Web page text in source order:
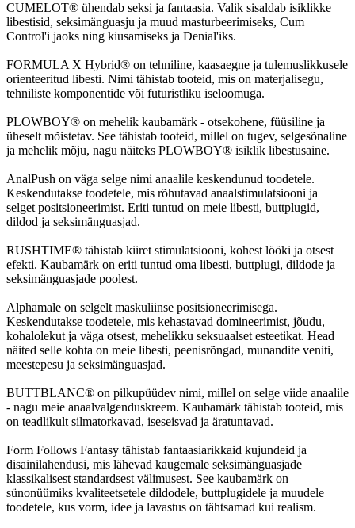
CUMELOT® ühendab seksi ja fantaasia. Valik sisaldab isiklikke
libestisid, seksimänguasju ja muud masturbeerimiseks, Cum
Control'i jaoks ning kiusamiseks ja Denial'iks.
FORMULA X Hybrid® on tehniline, kaasaegne ja tulemuslikkusele
orienteeritud libesti. Nimi tähistab tooteid, mis on materjalisegu,
tehniliste komponentide või futuristliku iseloomuga.
PLOWBOY® on mehelik kaubamärk - otsekohene, füüsiline ja
üheselt mõistetav. See tähistab tooteid, millel on tugev, selgesõnaline
ja mehelik mõju, nagu näiteks PLOWBOY® isiklik libestusaine.
AnalPush on väga selge nimi anaalile keskendunud toodetele.
Keskendutakse toodetele, mis rõhutavad anaalstimulatsiooni ja
selget positsioneerimist. Eriti tuntud on meie libesti, buttplugid,
dildod ja seksimänguasjad.
RUSHTIME® tähistab kiiret stimulatsiooni, kohest lööki ja otsest
efekti. Kaubamärk on eriti tuntud oma libesti, buttplugi, dildode ja
seksimänguasjade poolest.
Alphamale on selgelt maskuliinse positsioneerimisega.
Keskendutakse toodetele, mis kehastavad domineerimist, jõudu,
kohalolekut ja väga otsest, mehelikku seksuaalset esteetikat. Head
näited selle kohta on meie libesti, peenisrõngad, munandite veniti,
meestepesu ja seksimänguasjad.
BUTTBLANC® on pilkupüüdev nimi, millel on selge viide anaalile
- nagu meie anaalvalgenduskreem. Kaubamärk tähistab tooteid, mis
on teadlikult silmatorkavad, iseseisvad ja äratuntavad.
Form Follows Fantasy tähistab fantaasiarikkaid kujundeid ja
disainilahendusi, mis lähevad kaugemale seksimänguasjade
klassikalisest standardsest välimusest. See kaubamärk on
sünonüümiks kvaliteetsetele dildodele, buttplugidele ja muudele
toodetele, kus vorm, idee ja lavastus on tähtsamad kui realism.